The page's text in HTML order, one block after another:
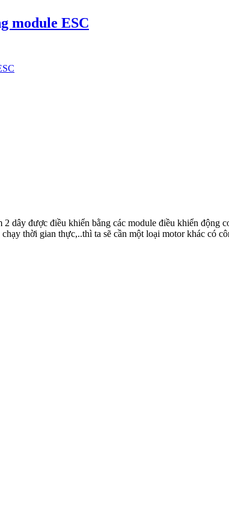
module ESC
dây được điều khiển bằng các module điều khiển
thời gian thực,..thì ta sẽ cần một loại motor khác có